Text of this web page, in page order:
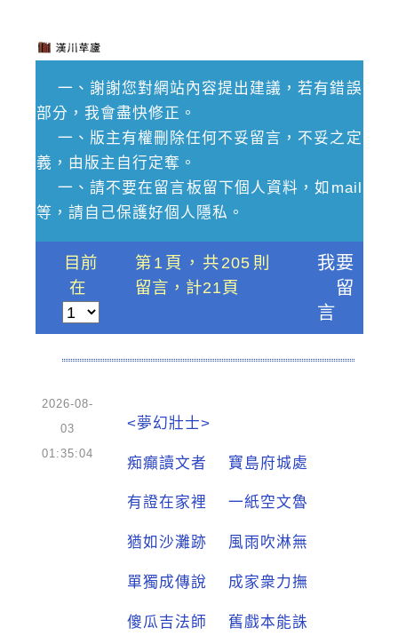
一、謝謝您對網站內容提出建議，若有錯誤
部分，我會盡快修正。
一、版主有權刪除任何不妥留言，不妥之定
義，由版主自行定奪。
一、請不要在留言板留下個人資料，如mail
等，請自己保護好個人隱私。
目前
在
第1頁，共205則
留言，計21頁
我要
留
言
2026-08-
03
01:35:04
<夢幻壯士>
痴癲讀文者 寶島府城處
有證在家裡 一紙空文魯
猶如沙灘跡 風雨吹淋無
單獨成傳說 成家衆力撫
傻瓜吉法師 舊戲本能誅